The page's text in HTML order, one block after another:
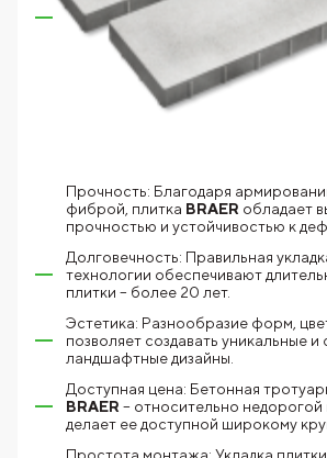
Прочность: Благодаря
фиброй, плитка BRAER обладает
прочностью и устойчивостью к
Долговечность: Правильная
технологии обеспечивают
плитки – более 20 лет.
Эстетика: Разнообразие форм,
позволяет создавать уникальные и
ландшафтные дизайны.
Доступная цена: Бетонная
BRAER – относительно недорогой
делает ее доступной широкому